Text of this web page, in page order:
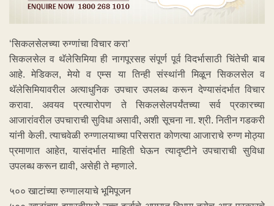
‘सिकलसेलच्या रुग्णांचा विचार करा’
सिकलसेल व थॅलेसिमिया ही नागपूरसह संपूर्ण पूर्व विदर्भासाठी चिंतेची बाब
आहे. मेडिकल, मेयो व एम्स या तिन्ही संस्थांनी मिळून सिकलसेल व
थॅलेसिमियावरील अत्याधुनिक उपचार उपलब्ध करून देण्यासंदर्भात विचार
करावा. अवयव प्रत्यारोपण ते सिकलसेलपर्यंतच्या सर्व प्रकारच्या
आजारांवरील उपचाराची सुविधा असावी, अशी सूचना ना. श्री. नितीन गडकरी
यांनी केली. त्याचवेळी रुग्णालयाच्या परिसरात कोणत्या आजाराचे रुग्ण मोठ्या
प्रमाणात आहेत, यासंदर्भात माहिती घेऊन त्यादृष्टीने उपचाराची सुविधा
उपलब्ध करून द्यावी, असेही ते म्हणाले.
५०० खाटांच्या रुग्णालयाचे भूमिपूजन